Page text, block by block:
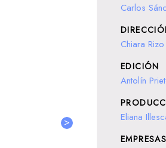
>
Carlos
Chiara
EDICIÓN
Antolín
Eliana
EMPRESAS